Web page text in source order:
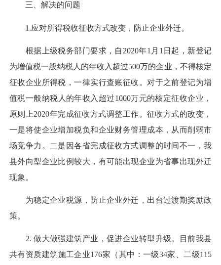
三、解决的问题
1.应对所得税收征收方式改变，防止企业外迁。
根据上级税务部门要求，自2020年1月1日起，新登记
为增值税一般纳税人的年收入超过500万的企业，不得核定
征收企业所得税，一律实行查账征收。对于之前登记为增
值税一般纳税人的年收入超过1000万元的核定征收企业，
原则上2020年完成征收方式调整工作。征收方式的改变，
一是将使企业增加税负和企业财务管理成本，从而削弱市
场竞争力。二是因各省完成征收方式调整的时间不一，我
县外向型企业比例较大，有可能出现企业为省事出现外迁
现象。
为稳定企业税源，防止企业外迁，出台过渡期奖励政
策。
2. 做大做强建筑产业，促进企业转型升级。目前我县
共有资质建筑施工企业176家（其中：一级34家、二级115